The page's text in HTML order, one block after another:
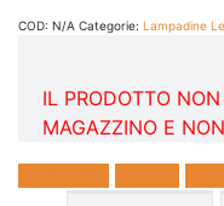
COD: N/A Categorie: Lampadine
IL PRODOTTO
MAGAZZINO E